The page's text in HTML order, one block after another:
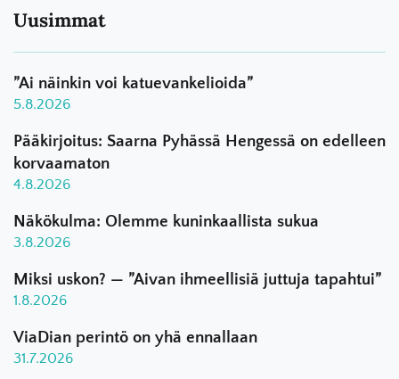
Uusimmat
”Ai näinkin voi katuevankelioida”
5.8.2026
Pääkirjoitus: Saarna Pyhässä Hengessä on edelleen
korvaamaton
4.8.2026
Näkökulma: Olemme kuninkaallista sukua
3.8.2026
Miksi uskon? — ”Aivan ihmeellisiä juttuja tapahtui”
1.8.2026
ViaDian perintö on yhä ennallaan
31.7.2026